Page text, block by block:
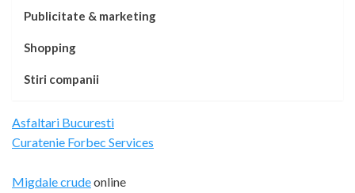
Publicitate & marketing
Shopping
Stiri companii
Asfaltari Bucuresti
Curatenie Forbec Services
Migdale crudeonline